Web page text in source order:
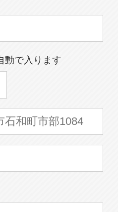
動で入ります